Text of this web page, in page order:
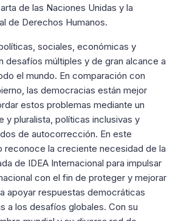
de las Naciones Unidas y la
de Derechos Humanos.
sociales, económicas y
desafíos múltiples y de gran alcance a
el mundo. En comparación con
las democracias están mejor
estos problemas mediante un
y pluralista, políticas inclusivas y
de autocorrección. En este
reconoce la creciente necesidad de la
de IDEA Internacional para impulsar
con el fin de proteger y mejorar
apoyar respuestas democráticas
a los desafíos globales. Con su